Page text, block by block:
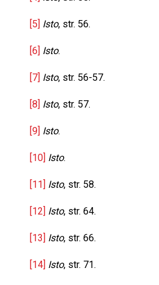
[5] Isto, str. 56.
[6] Isto.
[7] Isto, str. 56-57.
[8] Isto, str. 57.
[9] Isto.
[10] Isto.
[11] Isto, str. 58.
[12] Isto, str. 64.
[13] Isto, str. 66.
[14] Isto, str. 71.